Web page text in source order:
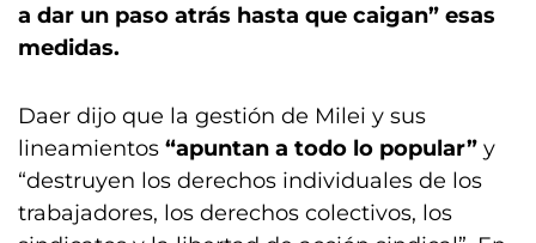
a dar un paso atrás hasta que caigan” esas
medidas.
Daer dijo que la gestión de Milei y sus
lineamientos “apuntan a todo lo popular” y
“destruyen los derechos individuales de los
trabajadores, los derechos colectivos, los